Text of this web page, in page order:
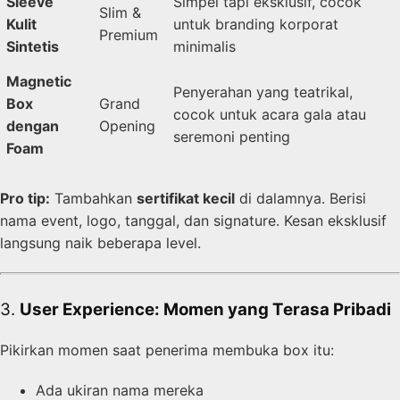
Kulit
Sintetis
Slim &
Premium
untuk branding korporat
minimalis
Magnetic
Box
dengan
Foam
Grand
Opening
Penyerahan yang teatrikal,
cocok untuk acara gala atau
seremoni penting
Pro tip: Tambahkan sertifikat kecil di dalamnya. Berisi
nama event, logo, tanggal, dan signature. Kesan eksklusif
langsung naik beberapa level.
3. User Experience: Momen yang Terasa Pribadi
Pikirkan momen saat penerima membuka box itu:
Ada ukiran nama mereka